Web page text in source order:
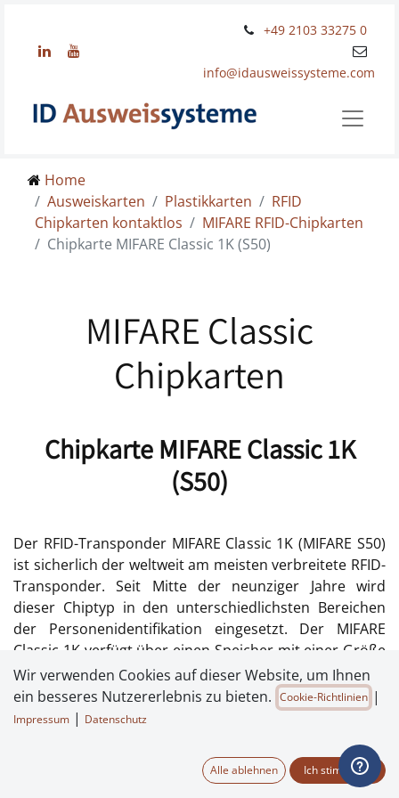
+49 2103 33275 0
info@idausweissysteme.com
Home
Ausweiskarten / Plastikkarten / RFID
Chipkarten kontaktlos / MIFARE RFID-Chipkarten
/ Chipkarte MIFARE Classic 1K (S50)
MIFARE Classic
Chipkarten
Chipkarte MIFARE Classic 1K
(S50)
Der RFID-Transponder MIFARE Classic 1K (MIFARE S50)
ist sicherlich der weltweit am meisten verbreitete RFID-
Transponder. Seit Mitte der neunziger Jahre wird
dieser Chiptyp in den unterschiedlichsten Bereichen
der Personenidentifikation eingesetzt. Der MIFARE
Classic 1K verfügt über einen Speicher mit einer Größe
von 1 KiloByte.
welche beschrieben bzw. codiert werden können. Dies
erfolgt mithilfe der Initialisierungsschlüssel Key A und
Wir verwenden Cookies auf dieser Website, um Ihnen
ein besseres Nutzererlebnis zu bieten. Cookie-Richtlinien |
Impressum | Datenschutz
Alle ablehnen Ich stimme zu